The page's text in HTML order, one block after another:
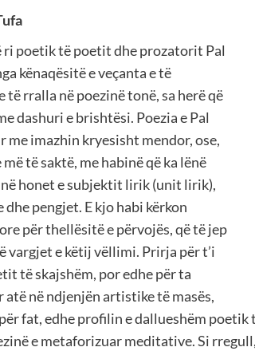
ri poetik të poetit dhe prozatorit Pal
kënaqësitë e veçanta e të
të rralla në poezinë tonë, sa herë që
dashuri e brishtësi. Poezia e Pal
imazhin kryesisht mendor, ose,
të saktë, me habinë që ka lënë
honet e subjektit lirik (unit lirik),
pengjet. E kjo habi kërkon
për thellësitë e përvojës, që të jep
vargjet e këtij vëllimi. Prirja për t’i
të skajshëm, por edhe për ta
në ndjenjën artistike të masës,
fat, edhe profilin e dallueshëm poetik
e metaforizuar meditative. Si